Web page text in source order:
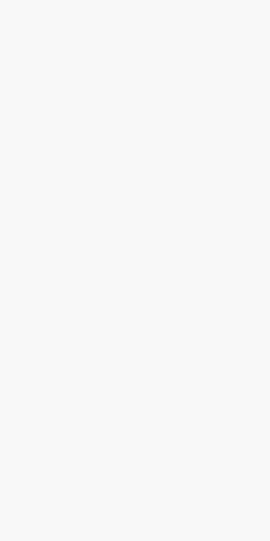
Öffnungszeiten und Informationen zu
erfolgt sind.
Raum werden aufgegriffen.